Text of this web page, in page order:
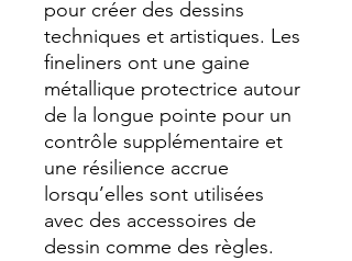
pour créer des dessins
techniques et artistiques. Les
fineliners ont une gaine
métallique protectrice autour
de la longue pointe pour un
contrôle supplémentaire et
une résilience accrue
lorsqu’elles sont utilisées
avec des accessoires de
dessin comme des règles.